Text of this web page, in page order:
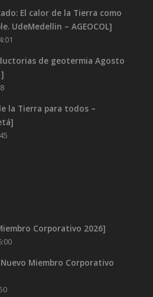
El calor de la Tierra como
UdeMedellin – AGEOCOL]
de geotermia Agosto
la Tierra para todos –
Corporativo 2026]
Miembro Corporativo